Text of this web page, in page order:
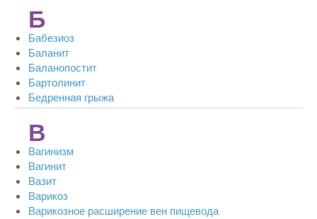
Б
Бабезиоз
Баланит
Баланопостит
Бартолинит
Бедренная грыжа
В
Вагинизм
Вагинит
Вазит
Варикоз
Варикозное расширение вен пищевода